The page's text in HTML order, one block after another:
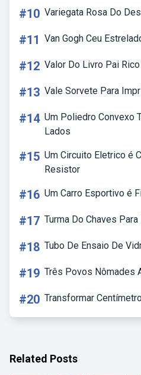
#10 Variegata Rosa Do
#11 Van Gogh Ceu
#12 Valor Do Livro Pai
#13 Vale Sorvete Para
#14 Um Poliedro Convexo
Lados
#15 Um Circuito Eletrico é
Resistor
#16 Um Carro Esportivo é
#17 Turma Do Chaves
#18 Tubo De Ensaio De
#19 Três Povos Nômades
#20 Transformar
Related Posts